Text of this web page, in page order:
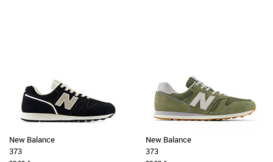
New Balance
373
New Balance
373